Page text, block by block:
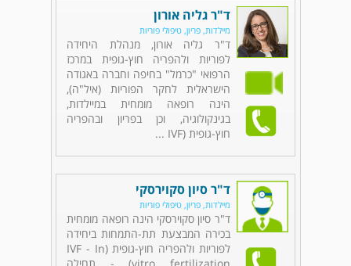
ד"ר גליה אורון
מיילדות, פריון, טיפולי פוריות
ד"ר גליה אורון, מנהלת היחידה
לפוריות ולהפריה חוץ-גופית במרכז
הרפואי "כרמל" בחיפה וחברה באגודה
הישראלית לחקר הפוריות (איל"ה),
הינה רופאה מומחית במיילדות,
בגינקולוגיה, וכן בפריון ובהפריה
חוץ-גופית (IVF ...
ד"ר סיון סקוירסקי
מיילדות, פריון, טיפולי פוריות
ד"ר סיון סקוירסקי הינה רופאה מומחית
בכירה המבצעת תת-התמחות ביחידה
לפוריות ולהפריה חוץ-גופית (IVF - In